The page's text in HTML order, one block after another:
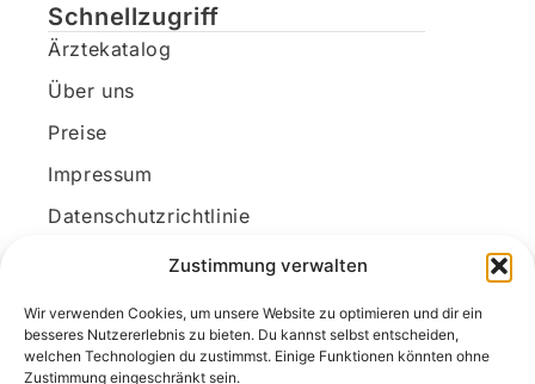
Zustimmung verwalten
Wir verwenden Cookies, um unsere Website zu optimieren und dir ein
besseres Nutzererlebnis zu bieten. Du kannst selbst entscheiden,
welchen Technologien du zustimmst. Einige Funktionen könnten ohne
Zustimmung eingeschränkt sein.
Schnellzugriff
Ärztekatalog
Über uns
Preise
Impressum
Datenschutzrichtlinie
Kundenkonto
Unsere Kontaktdaten
E-Mail: kontakt@docanonym.com